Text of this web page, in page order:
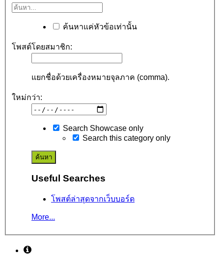
ค้นหาแค่หัวข้อเท่านั้น
โพสต์โดยสมาชิก:
แยกชื่อด้วยเครื่องหมายจุลภาค (comma).
ใหม่กว่า:
Search Showcase only
Search this category only
Useful Searches
โพสต์ล่าสุดจากเว็บบอร์ด
More...